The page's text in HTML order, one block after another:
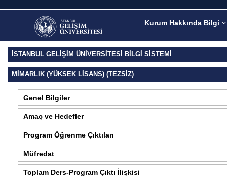
Kurum Hakkında Bilgi
İSTANBUL GELİŞİM ÜNİVERSİTESİ BİLGİ SİSTEMİ
MIMARLIK (YÜKSEK LISANS) (TEZSIZ)
Genel Bilgiler
Amaç ve Hedefler
Program Öğrenme Çıktıları
Müfredat
Toplam Ders-Program Çıktı İlişkisi